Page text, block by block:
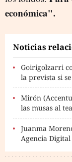
económica".
Noticias
Goirigolzarri
la prevista si
Mirón
las musas al
Juanma
Agencia